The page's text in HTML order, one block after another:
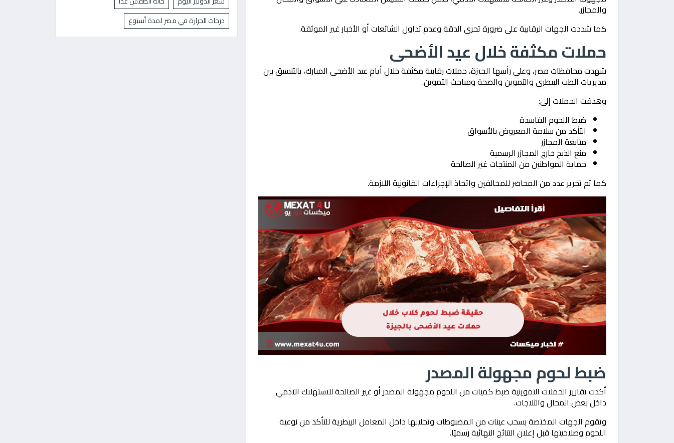
والمجازر.
كما شددت الجهات الرقابية على ضرورة تحري الدقة وعدم تداول الشائعات أو الأخبار غير الموثقة.
حملات مكثفة خلال عيد الأضحى
شهدت محافظات مصر، وعلى رأسها الجيزة، حملات رقابية مكثفة خلال أيام عيد الأضحى المبارك، بالتنسيق بين
مديريات الطب البيطري والتموين والصحة ومباحث التموين.
وهدفت الحملات إلى:
ضبط اللحوم الفاسدة
التأكد من سلامة المعروض بالأسواق
متابعة المجازر
منع الذبح خارج المجازر الرسمية
حماية المواطنين من المنتجات غير الصالحة
كما تم تحرير عدد من المحاضر للمخالفين واتخاذ الإجراءات القانونية اللازمة.
ضبط لحوم مجهولة المصدر
أكدت تقارير الحملات التموينية ضبط كميات من اللحوم مجهولة المصدر أو غير الصالحة للاستهلاك الآدمي
داخل بعض المحال والثلاجات.
وتقوم الجهات المختصة بسحب عينات من المضبوطات وتحليلها داخل المعامل البيطرية للتأكد من نوعية
اللحوم وصلاحيتها قبل إعلان النتائج النهائية رسميًا.
درجات الحرارة في مصر لمدة أسبوع